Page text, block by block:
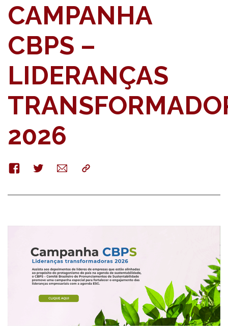
CAMPANHA
CBPS –
LIDERANÇAS
2026
FacebookTwitterE-
mail
Copy